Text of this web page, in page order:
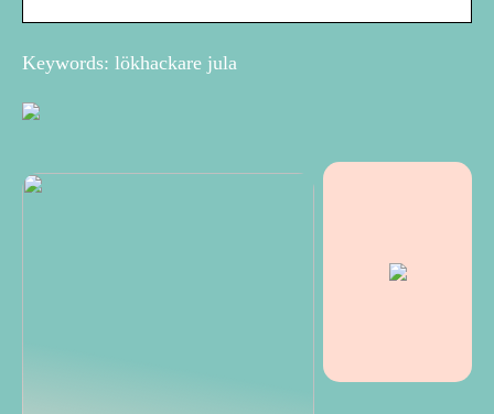
Keywords: lökhackare jula